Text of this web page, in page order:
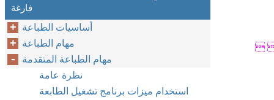

فارغة
أساسيات الطباعة
مهام الطباعة
مهام الطباعة المتقدمة
نظرة عامة
استخدام ميزات برنامج تشغيل الطابعة